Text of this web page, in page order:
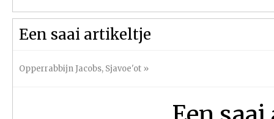
Een saai artikeltje
Opperrabbijn Jacobs, Sjavoe'ot »